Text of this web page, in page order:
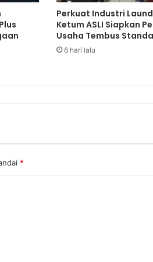
Perkuat Industri
Ketum ASLI Siapkan
Usaha Tembus
6 hari lalu
*